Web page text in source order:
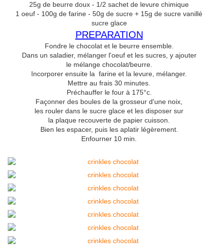
25g de beurre doux - 1/2 sachet de levure chimique
1 oeuf - 100g de farine - 50g de sucre + 15g de sucre vanillé
sucre glace
PREPARATION
Fondre le chocolat et le beurre ensemble.
Dans un saladier, mélanger l'oeuf et les sucres, y ajouter
le mélange chocolat/beurre.
Incorporer ensuite la farine et la levure, mélanger.
Mettre au frais 30 minutes.
Préchauffer le four à 175°c.
Façonner des boules de la grosseur d'une noix,
les rouler dans le sucre glace et les disposer sur
la plaque recouverte de papier cuisson.
Bien les espacer, puis les aplatir légèrement.
Enfourner 10 min.